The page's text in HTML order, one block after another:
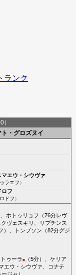
ランク
ト・グロズヌイ
マエウ・シウヴァ
ラエフ）
ロフ
ドフ）
ホトゥリョフ （76分レヴ
ヴェスキリ
リブチンス
）、 トンプソン （82分グジ
ゥーラ ■（5分）、 ケリア
エウ・シウヴァ
コナテ